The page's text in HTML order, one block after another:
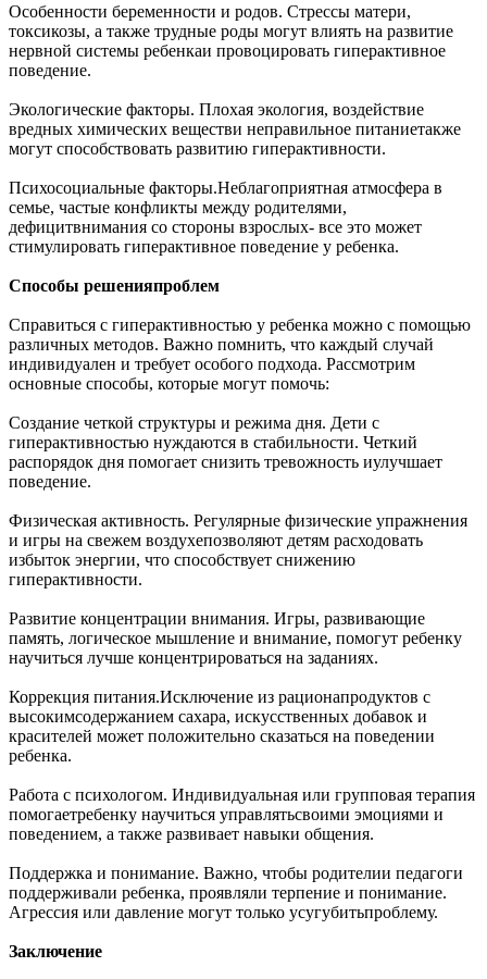
Особенности беременности и родов. Стрессы матери,
токсикозы, а также трудные роды могут влиять на развитие
нервной системы ребенкаи провоцировать гиперактивное
поведение.
Экологические факторы. Плохая экология, воздействие
вредных химических веществи неправильное питаниетакже
могут способствовать развитию гиперактивности.
Психосоциальные факторы.Неблагоприятная атмосфера в
семье, частые конфликты между родителями,
дефицитвнимания со стороны взрослых- все это может
стимулировать гиперактивное поведение у ребенка.
Способы решенияпроблем
Справиться с гиперактивностью у ребенка можно с помощью
различных методов. Важно помнить, что каждый случай
индивидуален и требует особого подхода. Рассмотрим
основные способы, которые могут помочь:
Создание четкой структуры и режима дня. Дети с
гиперактивностью нуждаются в стабильности. Четкий
распорядок дня помогает снизить тревожность иулучшает
поведение.
Физическая активность. Регулярные физические упражнения
и игры на свежем воздухепозволяют детям расходовать
избыток энергии, что способствует снижению
гиперактивности.
Развитие концентрации внимания. Игры, развивающие
память, логическое мышление и внимание, помогут ребенку
научиться лучше концентрироваться на заданиях.
Коррекция питания.Исключение из рационапродуктов с
высокимсодержанием сахара, искусственных добавок и
красителей может положительно сказаться на поведении
ребенка.
Работа с психологом. Индивидуальная или групповая терапия
помогаетребенку научиться управлятьсвоими эмоциями и
поведением, а также развивает навыки общения.
Поддержка и понимание. Важно, чтобы родителии педагоги
поддерживали ребенка, проявляли терпение и понимание.
Агрессия или давление могут только усугубитьпроблему.
Заключение